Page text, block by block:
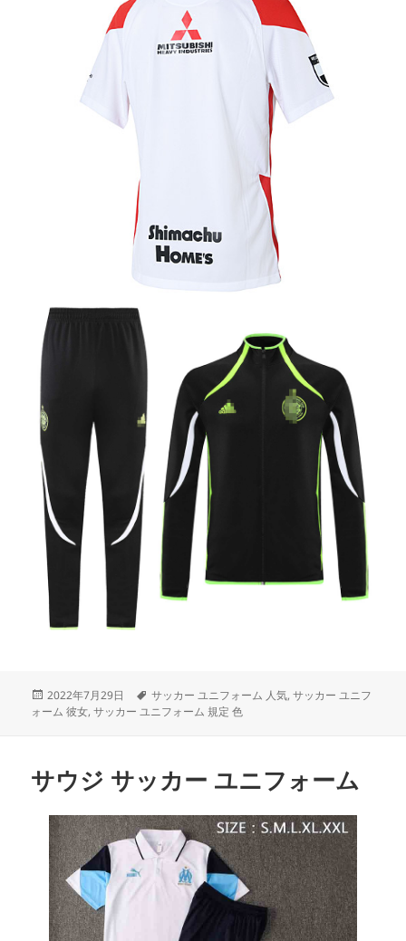
投
稿
2022年7月29日
タ
グ
サッカー ユニフォーム 人気,サッカー ユニフ
ォーム 彼女,サッカー ユニフォーム 規定 色
サウジ サッカー ユニフォーム